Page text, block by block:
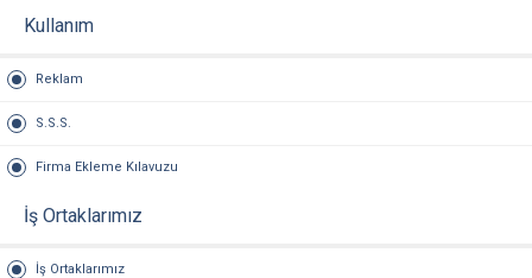
Kullanım
Reklam
S.S.S.
Firma Ekleme Kılavuzu
İş Ortaklarımız
İş Ortaklarımız